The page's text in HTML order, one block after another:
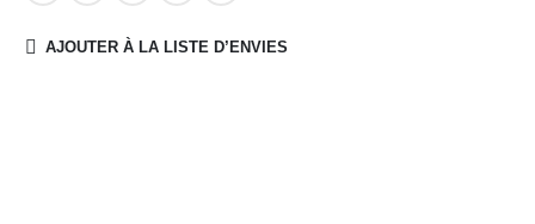
AJOUTER À LA LISTE D’ENVIES